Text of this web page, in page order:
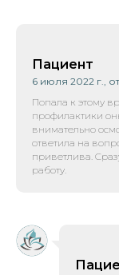
Пациент
6 июля 2022 г.,
Попала к этому
профилактики
внимательно
ответила на
приветлива.
работу.